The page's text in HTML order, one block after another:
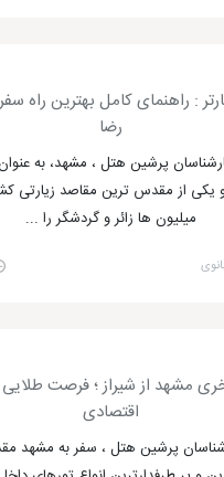
: راهنمای کامل بهترین راه
رضا
پرشین هتل ، مشهد، به
یکی از مقدس‌ ترین مقاصد زیارتی
میلیون‌ ها زائر و گردشگر را ...
مشهد از شیراز ؛ فرصت
اقتصادی
پرشین هتل ، سفر به مشهد